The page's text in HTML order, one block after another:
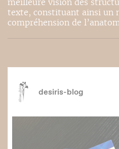
meilleure vision des
texte, constituant ainsi un
compréhension de